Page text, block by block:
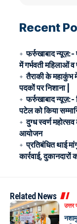
Recent
फर्रुखाबाद
में गर्भवती महिलाओं
तैराकी के महाकुंभ
पदकों पर निशाना |
फर्रुखाबाद न्यूज़:-
पटेल को किया
दुग्ध स्वर्ण
आयोजन
प्रतिबंधित थाई
कार्रवाई, दुकानदारों
Related News
उत्तर